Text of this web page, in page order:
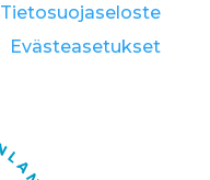
Tietosuojaseloste
Eväste­asetukset